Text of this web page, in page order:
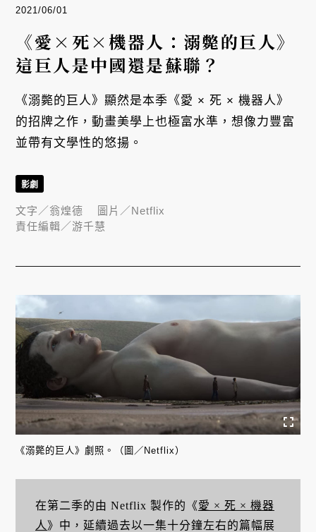
2021/06/01
《愛×死×機器人：溺斃的巨人》
這巨人是中國還是蘇聯？
《溺斃的巨人》顯然是本季《愛 × 死 × 機器人》
的招牌之作，動畫美學上也極富水準，想像力豐富
並帶有文學性的悠揚。
《溺斃的巨人》劇照。（圖／Netflix）
在第二季的由 Netflix 製作的《愛 × 死 × 機器
人 》中，延續過去以一集十分鐘左右的篇幅展
影劇
文字／翁煌德 圖片／Netflix
責任編輯／游千慧